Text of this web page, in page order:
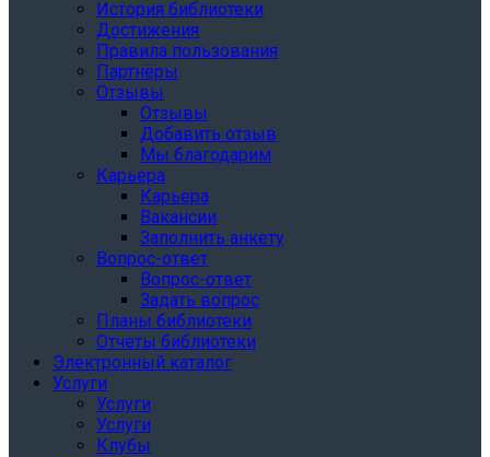
История библиотеки
Достижения
Правила пользования
Партнёры
Отзывы
Отзывы
Добавить отзыв
Мы благодарим
Карьера
Карьера
Вакансии
Заполнить анкету
Вопрос-ответ
Вопрос-ответ
Задать вопрос
Планы библиотеки
Отчеты библиотеки
Электронный каталог
Услуги
Услуги
Услуги
Клубы